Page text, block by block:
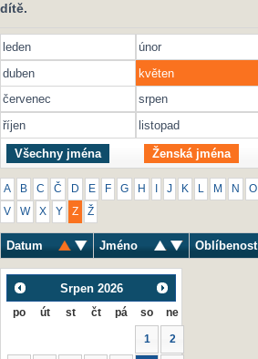
dítě.
leden únor
duben
květen
červenec
srpen
říjen
listopad
Všechny jména Ženská jména
A B C Č D E F G H J K M N O
V W X Y Z Ž
Datum Jméno Oblíbenost
Srpen 2026
po út st čt pá so ne
1 2